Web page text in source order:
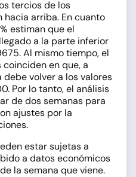
tercios de los
arriba. En cuanto
estiman que el
a la parte inferior
Al mismo tiempo, el
en que, a
debe volver a los valores
Por lo tanto, el análisis
de dos semanas para
ajustes por la
estar sujetas a
a datos económicos
la semana que viene.